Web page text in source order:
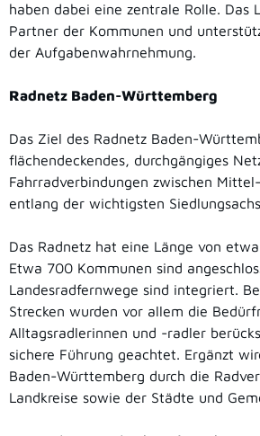
haben dabei eine zentrale Rolle. Das
Partner der Kommunen und
der Aufgabenwahrnehmung.
Radnetz Baden-Württemberg
Das Ziel des Radnetz Baden-
flächendeckendes, durchgängiges
Fahrradverbindungen zwischen
entlang der wichtigsten
Das Radnetz hat eine Länge von
Etwa 700 Kommunen sind
Landesradfernwege sind integriert.
Strecken wurden vor allem die
Alltagsradlerinnen und -radler
sichere Führung geachtet. Ergänzt
Baden-Württemberg durch die
Landkreise sowie der Städte und